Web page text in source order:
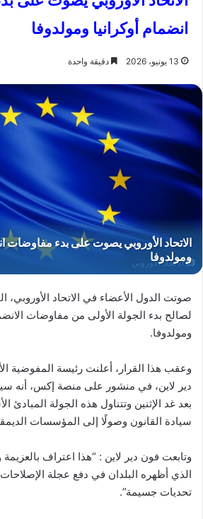
انضمام أوكرانيا ومولدوفا
13 يونيو، 2026 دقيقة واحدة
الاتحاد الأوروبي
لصالح بدء الجولة الأولى من مفاوضات
ومولدوفا.
وعقب هذا القرار، أعلنت رئيسة المفوضية
دير لاين، في منشور على منصة إكس، أنه
بعد غد الإثنين وتتناول هذه الجولة المبادئ
سيادة القانون وصولًا إلى المؤسسات
وتابعت فون دير لاين : “هذا اعتراف
الذي أظهره البلدان في دفع عجلة
تحديات جسيمة”.